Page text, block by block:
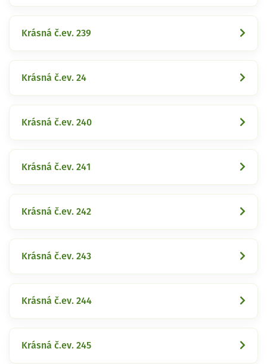
Krásná č.ev. 239
Krásná č.ev. 24
Krásná č.ev. 240
Krásná č.ev. 241
Krásná č.ev. 242
Krásná č.ev. 243
Krásná č.ev. 244
Krásná č.ev. 245